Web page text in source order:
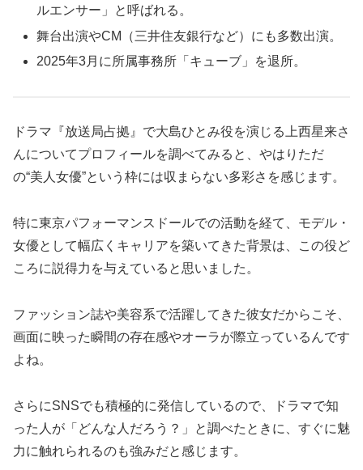
ルエンサー」と呼ばれる。
舞台出演やCM（三井住友銀行など）にも多数出演。
2025年3月に所属事務所「キューブ」を退所。
ドラマ『放送局占拠』で大島ひとみ役を演じる上西星来さ
んについてプロフィールを調べてみると、やはりただ
の“美人女優”という枠には収まらない多彩さを感じます。
特に東京パフォーマンスドールでの活動を経て、モデル・
女優として幅広くキャリアを築いてきた背景は、この役ど
ころに説得力を与えていると思いました。
ファッション誌や美容系で活躍してきた彼女だからこそ、
画面に映った瞬間の存在感やオーラが際立っているんです
よね。
さらにSNSでも積極的に発信しているので、ドラマで知
った人が「どんな人だろう？」と調べたときに、すぐに魅
力に触れられるのも強みだと感じます。